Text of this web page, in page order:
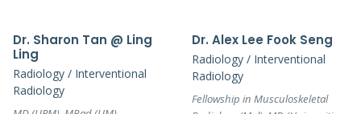
Dr. Sharon Tan @ Ling
Ling
Radiology / Interventional
Radiology
Dr. Alex Lee Fook Seng
Radiology / Interventional
Radiology
Fellowship in Musculoskeletal